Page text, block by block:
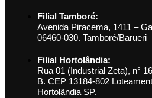
Filial Tamboré:
Avenida Piracema, 1411 –
06460-030. Tamboré/Barueri
Filial Hortolândia:
Rua 01 (Industrial Zeta), n°
B. CEP 13184-802
Hortolândia SP.